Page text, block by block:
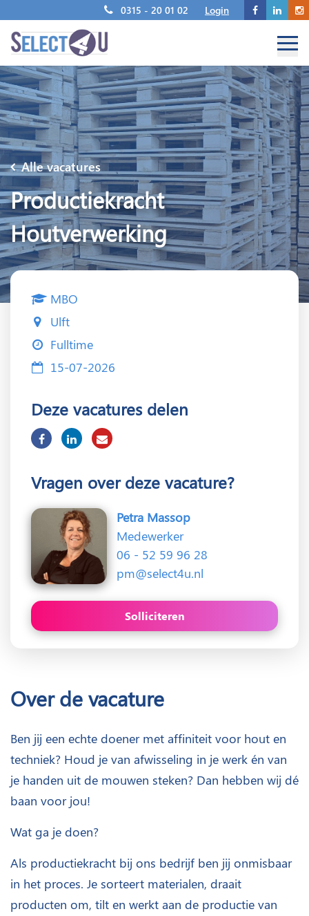
0315 - 20 01 02 Login
Alle vacatures
Productiekracht
Houtverwerking
MBO
Ulft
Fulltime
15-07-2026
Deze vacatures delen
Vragen over deze vacature?
Petra Massop
Medewerker
06 - 52 59 96 28
pm@select4u.nl
Solliciteren
Over de vacature
Ben jij een echte doener met affiniteit voor hout en
techniek? Houd je van afwisseling in je werk én van
je handen uit de mouwen steken? Dan hebben wij dé
baan voor jou!
Wat ga je doen?
Als productiekracht bij ons bedrijf ben jij onmisbaar
in het proces. Je sorteert materialen, draait
producten om, tilt en werkt aan de productie van